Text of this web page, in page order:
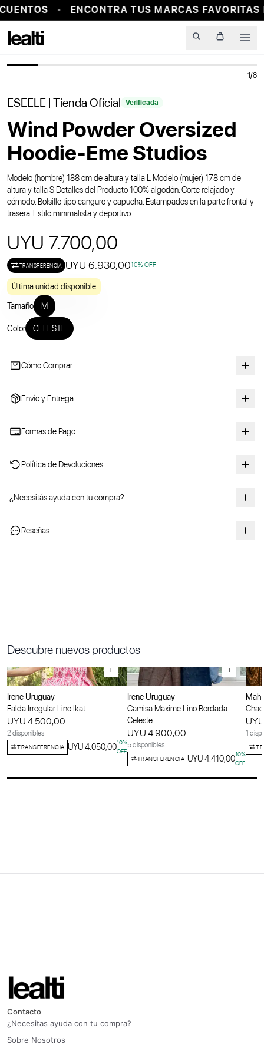
ENCONTRA TUS MARCAS FAVORITAS
PROBADOR VIRTUAL
1/8
ESEELE | Tienda Oficial Verificada
Wind Powder Oversized
Hoodie-Eme Studios
Modelo (hombre) 188 cm de altura y talla L Modelo (mujer) 178 cm de
altura y talla S Detalles del Producto 100% algodón. Corte relajado y
cómodo. Bolsillo tipo canguro y capucha. Estampados en la parte frontal y
trasera. Estilo minimalista y deportivo.
UYU 7.700,00
TRANSFERENCIA UYU 6.930,0010% OFF
Última unidad disponible
Tamaño M
Color CELESTE
Cómo Comprar
Envío y Entrega
Formas de Pago
Política de Devoluciones
¿Necesitás ayuda con tu compra?
Reseñas
Descubre nuevos productos
+
Irene Uruguay
Falda Irregular Lino Ikat
UYU 4.500,00
2 disponibles
TRANSFERENCIA UYU 4.050,0010%
OFF
+
Irene Uruguay
Camisa Maxime Lino Bordada
Celeste
UYU 4.900,00
5 disponibles
TRANSFERENCIA UYU 4.410,0010%
OFF
1
Contacto
¿Necesitas ayuda con tu compra?
Sobre Nosotros